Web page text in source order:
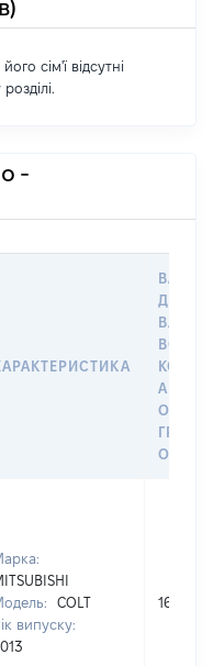
сім'ї відсутні
-
ДАТУ
АБО
COLT
випуску:
164600